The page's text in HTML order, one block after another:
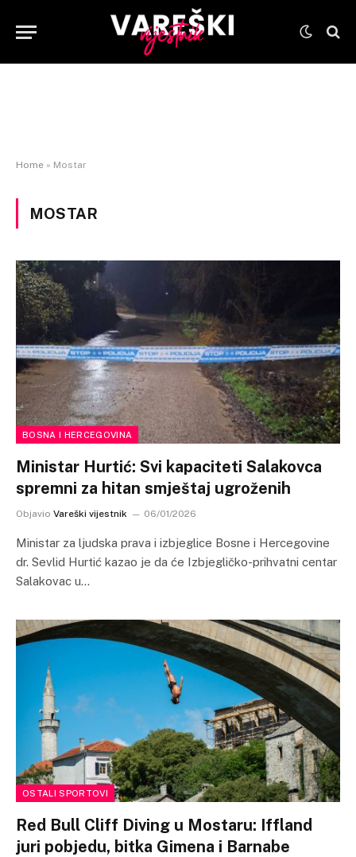
Home » Mostar
MOSTAR
BOSNA I HERCEGOVINA
Ministar Hurtić: Svi kapaciteti Salakovca
spremni za hitan smještaj ugroženih
Objavio Vareški vijestnik 06/01/2026
Ministar za ljudska prava i izbjeglice Bosne i Hercegovine
dr. Sevlid Hurtić kazao je da će Izbjegličko-prihvatni centar
Salakovac u…
OSTALI SPORTOVI
Red Bull Cliff Diving u Mostaru: Iffland
juri pobjedu, bitka Gimena i Barnabe